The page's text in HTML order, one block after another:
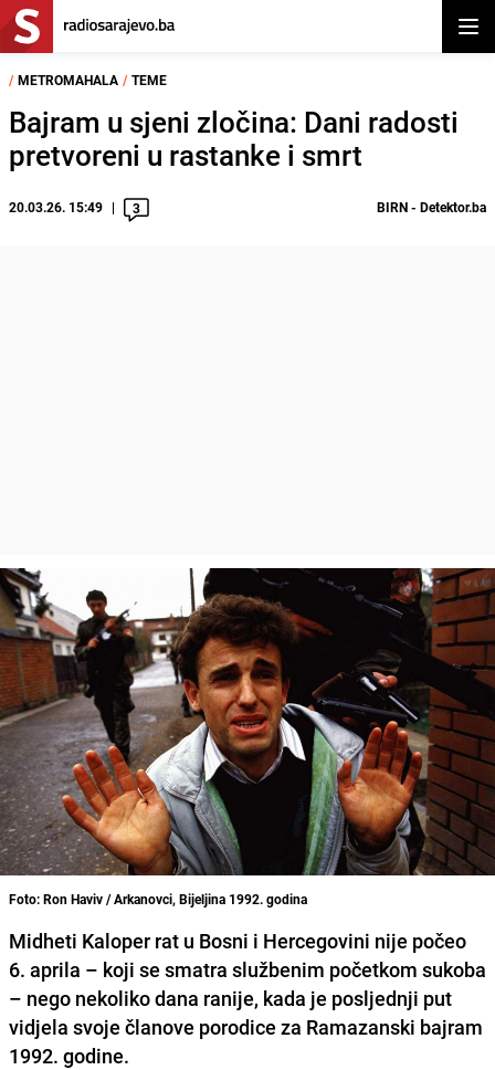
/ METROMAHALA / TEME
Bajram u sjeni zločina: Dani radosti
pretvoreni u rastanke i smrt
20.03.26. 15:49 3 BIRN - Detektor.ba
Foto: Ron Haviv / Arkanovci, Bijeljina 1992. godina
Midheti Kaloper rat u Bosni i Hercegovini nije počeo
6. aprila – koji se smatra službenim početkom sukoba
– nego nekoliko dana ranije, kada je posljednji put
vidjela svoje članove porodice za Ramazanski bajram
1992. godine.